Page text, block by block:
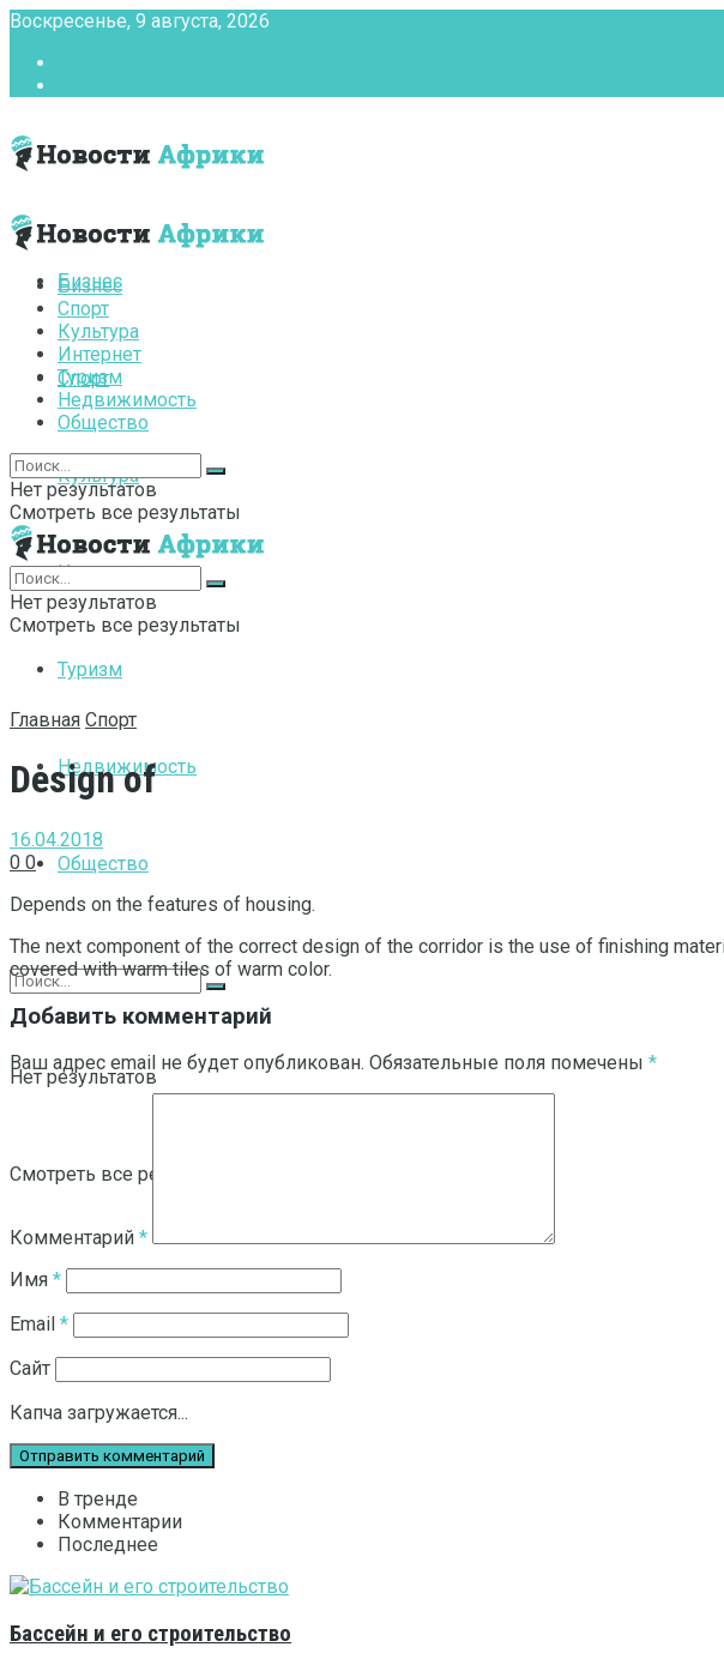
Воскресенье, 9 августа, 2026
Бизнес
Спорт
Культура
Интернет
Туризм
Недвижимость
Общество
Нет результатов
Смотреть все результаты
Бизнес
Спорт
Культура
Интернет
Туризм
Недвижимость
Общество
Нет результатов
Смотреть все результаты
Нет результатов
Смотреть все результаты
Главная Спорт
Design of
16.04.2018
0 0
Depends on the features of housing.
The next component of the correct design of the corridor is the use of finishing
covered with warm tiles of warm color.
Добавить комментарий
Ваш адрес email не будет опубликован. Обязательные поля помечены *
Комментарий *
Имя *
Email *
Сайт
Капча загружается...
В тренде
Комментарии
Последнее
Бассейн и его строительство